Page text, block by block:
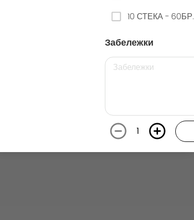
29. РЕДБУЛ БЯЛА ПРАСКОВА10 СТЕКА - 60БР.
Забележки
1